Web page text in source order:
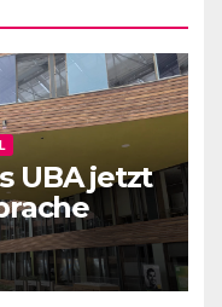
UBA jetzt